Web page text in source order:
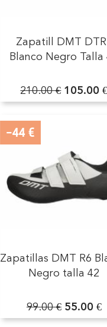
Zapatill DMT
Blanco Negro Talla
210.00 €105.00
Zapatillas DMT R6
Negro talla 42
99.00 €55.00 €
-44 €